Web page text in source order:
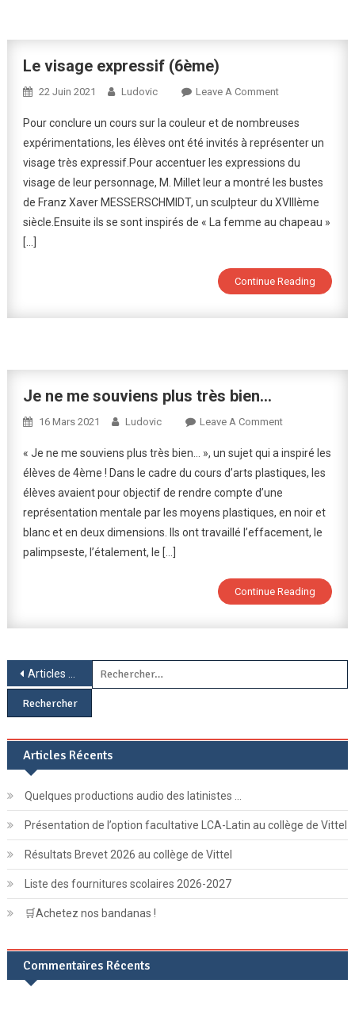
Le visage expressif (6ème)
22 Juin 2021 Ludovic Leave A CommentOn
Visage
Expressif
(6ème)
Pour conclure un cours sur la couleur et de nombreuses
expérimentations, les élèves ont été invités à représenter un
visage très expressif.Pour accentuer les expressions du
visage de leur personnage, M. Millet leur a montré les bustes
de Franz Xaver MESSERSCHMIDT, un sculpteur du XVIIIème
siècle.Ensuite ils se sont inspirés de « La femme au chapeau »
[…]
Continue Reading
Je ne me souviens plus très bien…
16 Mars 2021 Ludovic Leave A CommentOn
Ne
Me
Souviens
Plus
Très
« Je ne me souviens plus très bien… », un sujet qui a inspiré les
élèves de 4ème ! Dans le cadre du cours d’arts plastiques, les
élèves avaient pour objectif de rendre compte d’une
représentation mentale par les moyens plastiques, en noir et
blanc et en deux dimensions. Ils ont travaillé l’effacement, le
palimpseste, l’étalement, le […]
Continue Reading
Navigation
des
articles
Articles plus anciens
Articles Récents
Quelques productions audio des latinistes …
Présentation de l’option facultative LCA-Latin au collège de Vittel
Résultats Brevet 2026 au collège de Vittel
Liste des fournitures scolaires 2026-2027
🛒Achetez nos bandanas !
Commentaires Récents